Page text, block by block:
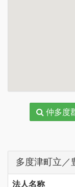
仲多度
多度津町立／
法人名称